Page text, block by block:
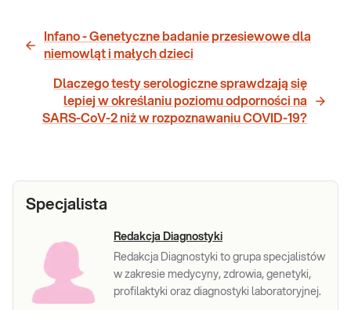
Infano - Genetyczne badanie przesiewowe dla
niemowląt i małych dzieci
Dlaczego testy serologiczne sprawdzają się
lepiej w określaniu poziomu odporności na
SARS-CoV-2 niż w rozpoznawaniu COVID-19?
Specjalista
Redakcja Diagnostyki
Redakcja Diagnostyki to grupa specjalistów
w zakresie medycyny, zdrowia, genetyki,
profilaktyki oraz diagnostyki laboratoryjnej.